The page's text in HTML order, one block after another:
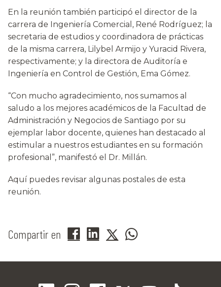
En la reunión también participó el director de la
carrera de Ingeniería Comercial, René Rodríguez; la
secretaria de estudios y coordinadora de prácticas
de la misma carrera, Lilybel Armijo y Yuracid Rivera,
respectivamente; y la directora de Auditoría e
Ingeniería en Control de Gestión, Ema Gómez.
“Con mucho agradecimiento, nos sumamos al
saludo a los mejores académicos de la Facultad de
Administración y Negocios de Santiago por su
ejemplar labor docente, quienes han destacado al
estimular a nuestros estudiantes en su formación
profesional”, manifestó el Dr. Millán.
Aquí puedes revisar algunas postales de esta
reunión.
Compartir en